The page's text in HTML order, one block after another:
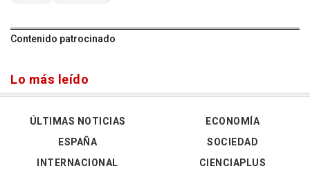
Contenido patrocinado
Lo más leído
ÚLTIMAS NOTICIAS
ESPAÑA
INTERNACIONAL
ECONOMÍA
SOCIEDAD
CIENCIAPLUS